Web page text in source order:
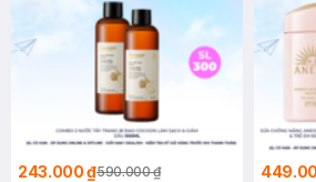
243.000 ₫590.000 ₫